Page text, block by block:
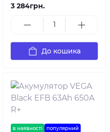
3 284грн.
До кошика
в наявності популярний